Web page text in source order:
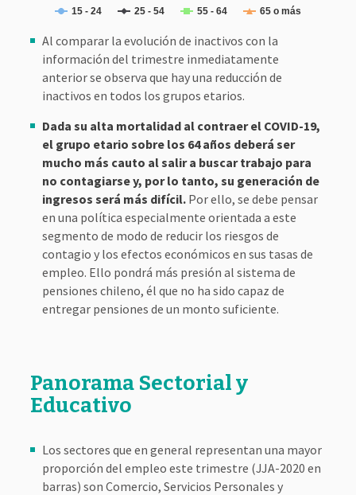
15 - 24 25 - 54 55 - 64 65 o más
Al comparar la evolución de inactivos con la
información del trimestre inmediatamente
anterior se observa que hay una reducción de
inactivos en todos los grupos etarios.
Dada su alta mortalidad al contraer el COVID-19,
el grupo etario sobre los 64 años deberá ser
mucho más cauto al salir a buscar trabajo para
no contagiarse y, por lo tanto, su generación de
ingresos será más difícil.Por ello, se debe pensar
en una política especialmente orientada a este
segmento de modo de reducir los riesgos de
contagio y los efectos económicos en sus tasas de
empleo. Ello pondrá más presión al sistema de
pensiones chileno, él que no ha sido capaz de
entregar pensiones de un monto suficiente.
Panorama Sectorial y
Educativo
Los sectores que en general representan una mayor
proporción del empleo este trimestre (JJA-2020 en
barras) son Comercio, Servicios Personales y